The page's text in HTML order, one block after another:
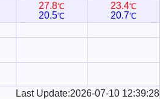
27.8℃
20.5℃
23.4℃
20.7℃
Last Update:2026-07-10 12:39:28